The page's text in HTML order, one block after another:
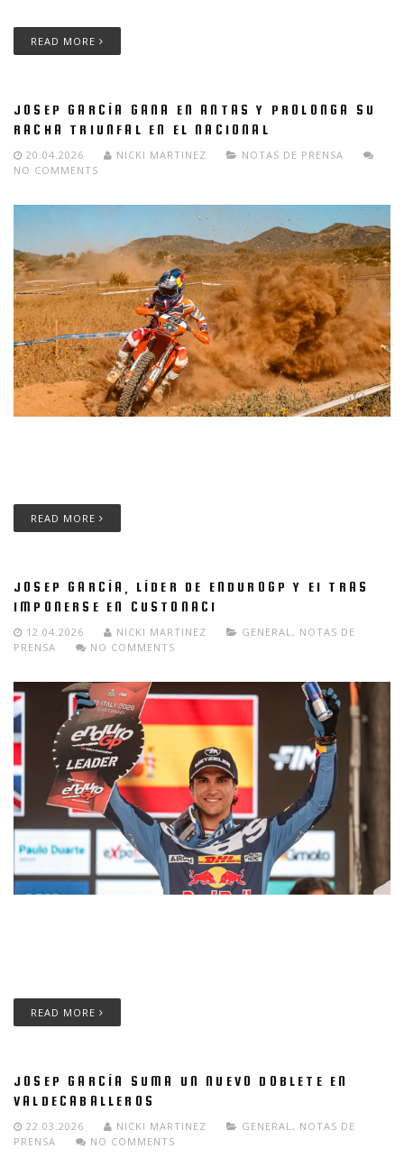
READ MORE
JOSEP GARCÍA GANA EN ANTAS Y PROLONGA SU
RACHA TRIUNFAL EN EL NACIONAL
20.04.2026 NICKI MARTINEZ
NOTAS DE PRENSA
NO COMMENTS
READ MORE
JOSEP GARCÍA, LÍDER DE ENDUROGP Y E1 TRAS
IMPONERSE EN CUSTONACI
12.04.2026 NICKI MARTINEZ GENERAL, NOTAS DE
PRENSA
NO COMMENTS
READ MORE
JOSEP GARCÍA SUMA UN NUEVO DOBLETE EN
VALDECABALLEROS
22.03.2026 NICKI MARTINEZ GENERAL , NOTAS DE
PRENSA
NO COMMENTS